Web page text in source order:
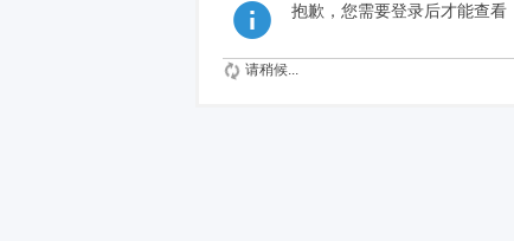
抱歉，您需要登录后才能查看
请稍候...